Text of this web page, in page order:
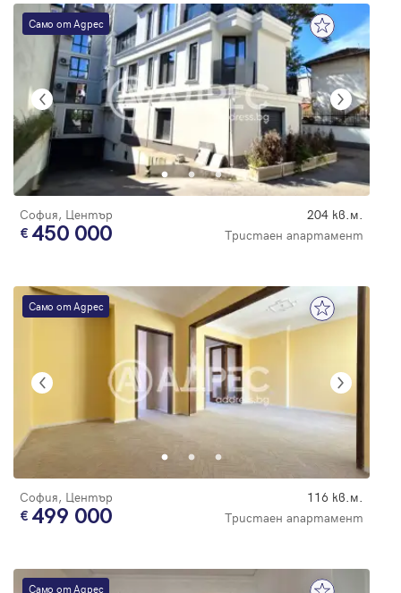
Само от Адрес
София, Център 204 кв.м.
450 000 Тристаен апартамент
Само от Адрес
София, Център 116 кв.м.
499 000 Тристаен апартамент
Само от Адрес